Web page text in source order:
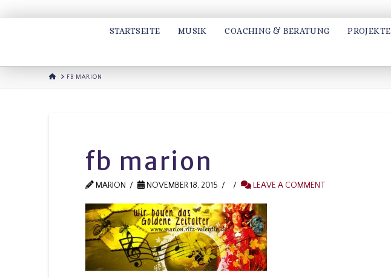
STARTSEITE MUSIK COACHING & BERATUNG PROJEKTE
HOMEFB MARION
fb marion
MARION NOVEMBER 18, 2015 LEAVE A COMMENT